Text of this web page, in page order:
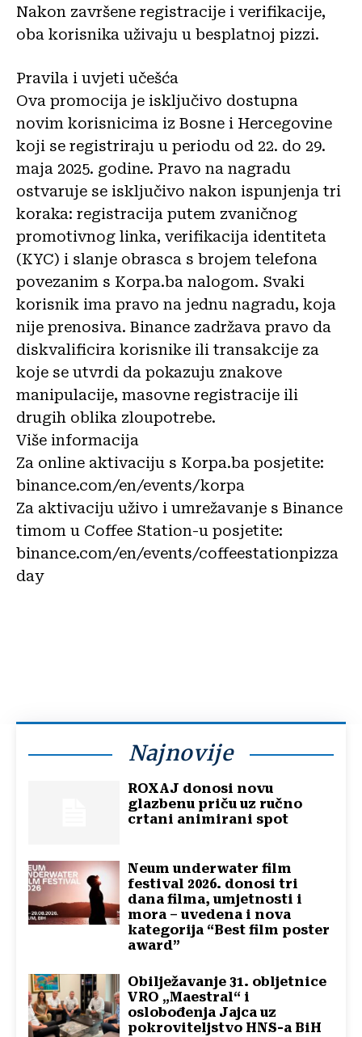
Nakon završene registracije i verifikacije,
oba korisnika uživaju u besplatnoj pizzi.
Pravila i uvjeti učešća
Ova promocija je isključivo dostupna
novim korisnicima iz Bosne i Hercegovine
koji se registriraju u periodu od 22. do 29.
maja 2025. godine. Pravo na nagradu
ostvaruje se isključivo nakon ispunjenja tri
koraka: registracija putem zvaničnog
promotivnog linka, verifikacija identiteta
(KYC) i slanje obrasca s brojem telefona
povezanim s Korpa.ba nalogom. Svaki
korisnik ima pravo na jednu nagradu, koja
nije prenosiva. Binance zadržava pravo da
diskvalificira korisnike ili transakcije za
koje se utvrdi da pokazuju znakove
manipulacije, masovne registracije ili
drugih oblika zloupotrebe.
Više informacija
Za online aktivaciju s Korpa.ba posjetite:
binance.com/en/events/korpa
Za aktivaciju uživo i umrežavanje s Binance
timom u Coffee Station-u posjetite:
binance.com/en/events/coffeestationpizza
day
Najnovije
ROXAJ donosi novu
glazbenu priču uz ručno
crtani animirani spot
Neum underwater film
festival 2026. donosi tri
dana filma, umjetnosti i
mora – uvedena i nova
kategorija “Best film poster
award”
Obilježavanje 31. obljetnice
VRO „Maestral“ i
oslobođenja Jajca uz
pokroviteljstvo HNS-a BiH